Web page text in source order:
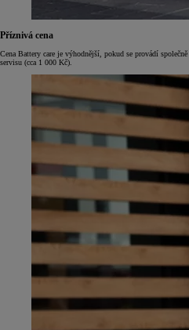
Příznivá cena
Cena Battery care je výhodnější, pokud se provádí
servisu (cca 1 000 Kč).